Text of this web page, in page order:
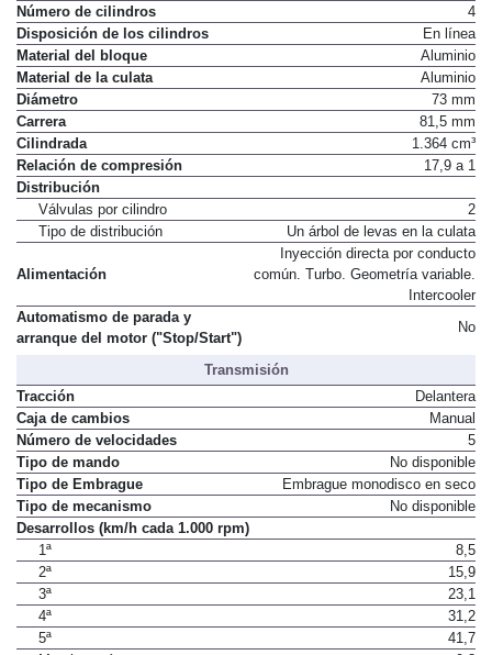
Número de cilindros
4
Disposición de los cilindros
En línea
Material del bloque
Aluminio
Material de la culata
Aluminio
Diámetro
73 mm
Carrera
81,5 mm
Cilindrada
1.364 cm³
Relación de compresión
17,9 a 1
Distribución
Válvulas por cilindro
2
Tipo de distribución
Un árbol de levas en la culata
Alimentación
Inyección directa por conducto
común. Turbo. Geometría variable.
Intercooler
Automatismo de parada y
arranque del motor ("Stop/Start")
No
Transmisión
Tracción
Delantera
Caja de cambios
Manual
Número de velocidades
5
Tipo de mando
No disponible
Tipo de Embrague
Embrague monodisco en seco
Tipo de mecanismo
No disponible
Desarrollos (km/h cada 1.000 rpm)
1ª
8,5
2ª
15,9
3ª
23,1
4ª
31,2
5ª
41,7